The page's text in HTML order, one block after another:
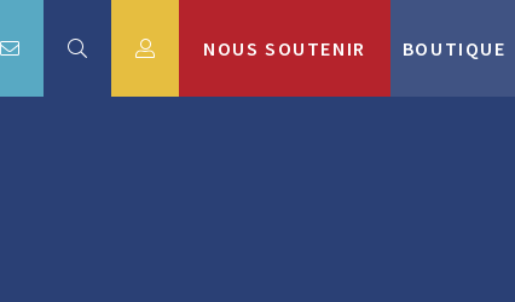
NOUS SOUTENIR BOUTIQUE